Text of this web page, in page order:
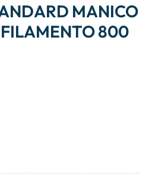
MANICO
800